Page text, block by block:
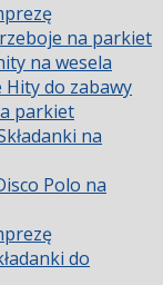
na parkiet
na wesela
Hity do zabawy
parkiet
na
Polo na
do